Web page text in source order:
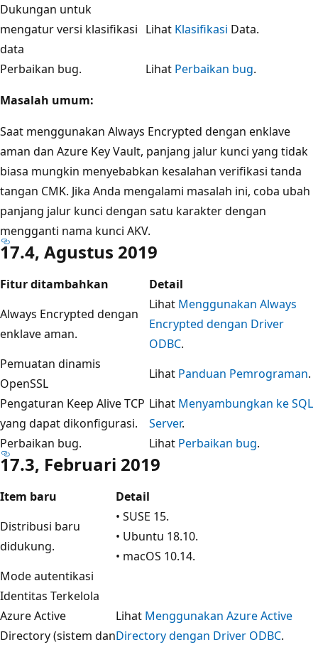
Dukungan untuk
mengatur versi klasifikasi
data
Lihat Klasifikasi Data.
Perbaikan bug. Lihat Perbaikan bug.
Masalah umum:
Saat menggunakan Always Encrypted dengan enklave
aman dan Azure Key Vault, panjang jalur kunci yang tidak
biasa mungkin menyebabkan kesalahan verifikasi tanda
tangan CMK. Jika Anda mengalami masalah ini, coba ubah
panjang jalur kunci dengan satu karakter dengan
mengganti nama kunci AKV.
17.4, Agustus 2019
Fitur ditambahkan
Detail
Always Encrypted dengan
enklave aman.
Lihat Menggunakan Always
Encrypted dengan Driver
ODBC.
Pemuatan dinamis
OpenSSL
Lihat Panduan Pemrograman.
Pengaturan Keep Alive TCP
yang dapat dikonfigurasi.
Lihat Menyambungkan ke SQL
Server.
Perbaikan bug.
Lihat Perbaikan bug.
17.3, Februari 2019
Item baru
Detail
Distribusi baru
didukung.
• SUSE 15.
• Ubuntu 18.10.
• macOS 10.14.
Mode autentikasi
Identitas Terkelola
Azure Active
Directory (sistem dan
Lihat Menggunakan Azure Active
Directory dengan Driver ODBC.